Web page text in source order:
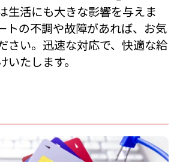
⽣活にも⼤きな影響を与えま
トの不調や故障があれば、お気
さい。迅速な対応で、快適な給
たします。